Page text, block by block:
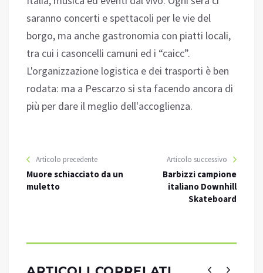
saranno concerti e spettacoli per le vie del
borgo, ma anche gastronomia con piatti locali,
tra cui i casoncelli camuni ed i “caicc”.
L'organizzazione logistica e dei trasporti è ben
rodata: ma a Pescarzo si sta facendo ancora di
più per dare il meglio dell'accoglienza.
Articolo precedente
Muore schiacciato da un
muletto
Articolo successivo
Barbizzi campione
italiano Downhill
Skateboard